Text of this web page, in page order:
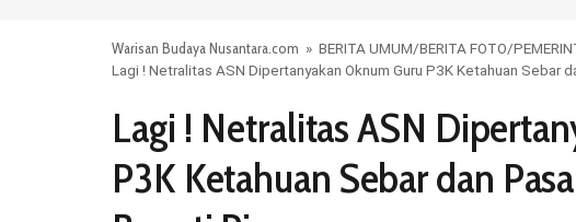
Warisan Budaya Nusantara.com » BERITA UMUM/BERITA FOTO/
Lagi ! Netralitas ASN Dipertanyakan Oknum Guru P3K Ketahuan Sebar
Lagi ! Netralitas ASN
P3K Ketahuan Sebar dan